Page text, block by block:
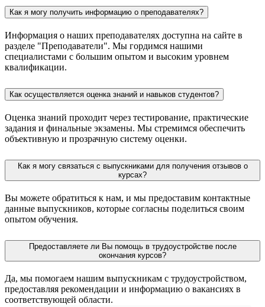
Как я могу получить информацию о преподавателях?
Информация о наших преподавателях доступна на сайте в
разделе "Преподаватели". Мы гордимся нашими
специалистами с большим опытом и высоким уровнем
квалификации.
Как осуществляется оценка знаний и навыков студентов?
Оценка знаний проходит через тестирование, практические
задания и финальные экзамены. Мы стремимся обеспечить
объективную и прозрачную систему оценки.
Как я могу связаться с выпускниками для получения отзывов о
курсах?
Вы можете обратиться к нам, и мы предоставим контактные
данные выпускников, которые согласны поделиться своим
опытом обучения.
Предоставляете ли Вы помощь в трудоустройстве после
окончания курсов?
Да, мы помогаем нашим выпускникам с трудоустройством,
предоставляя рекомендации и информацию о вакансиях в
соответствующей области.